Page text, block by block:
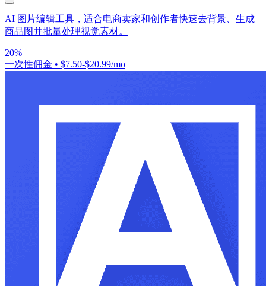
AI 图片编辑工具，适合电商卖家和创作者快速去背景、生成
商品图并批量处理视觉素材。
20%
一次性佣金 • $7.50-$20.99/mo